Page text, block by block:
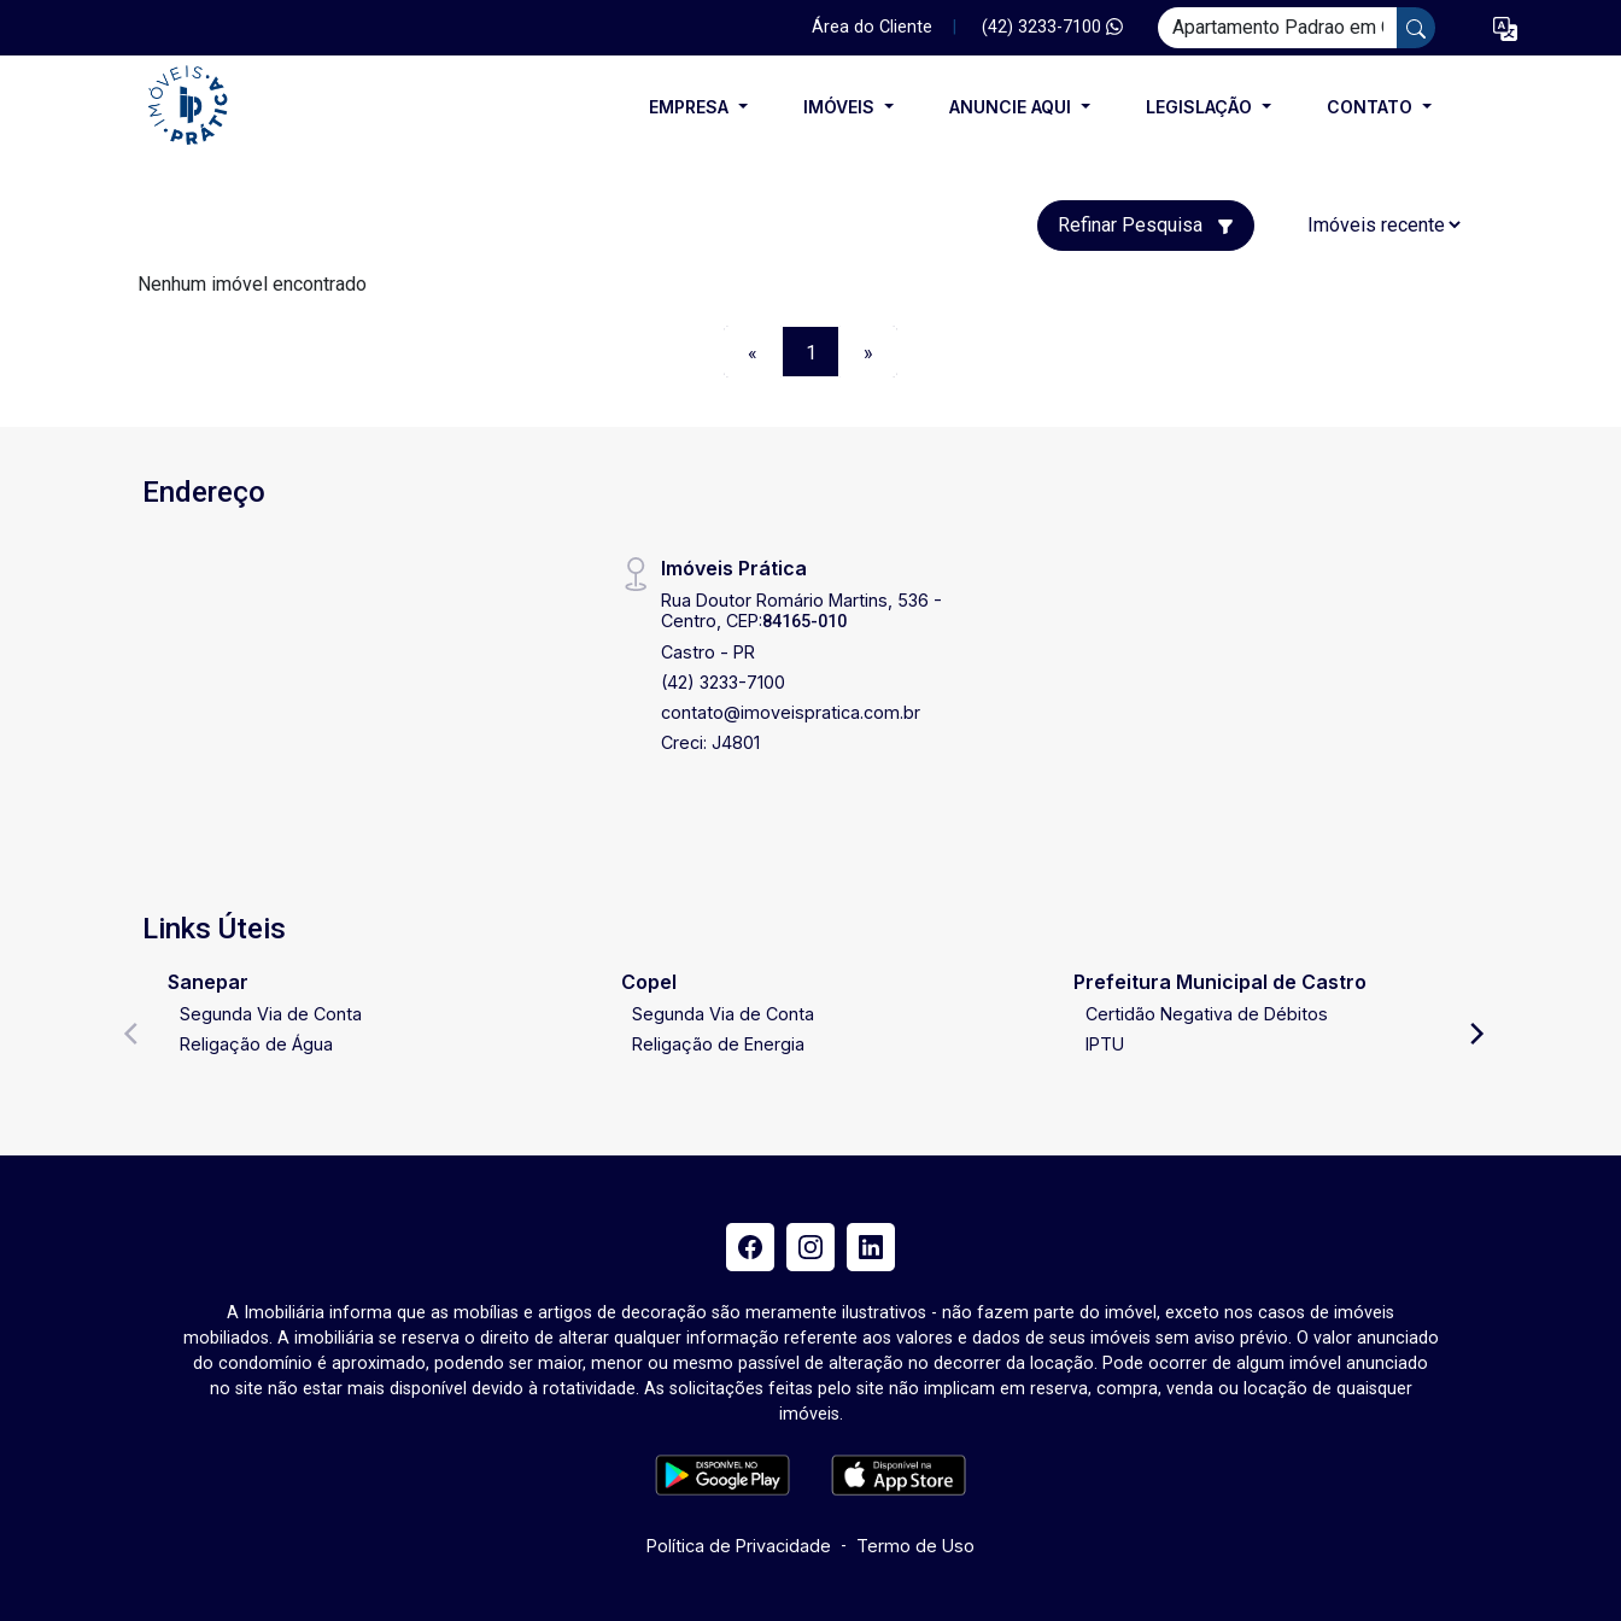
Área do Cliente (42) 3233-7100
EMPRESA IMÓVEIS ANUNCIE AQUI LEGISLAÇÃO CONTATO
Refinar Pesquisa
Nenhum imóvel encontrado
« 1 »
Endereço
Imóveis Prática
Rua Doutor Romário Martins, 536 -
Centro, CEP:84165-010
Castro - PR
(42) 3233-7100
contato@imoveispratica.com.br
Creci: J4801
Links Úteis
Sanepar
Segunda Via de Conta
Religação de Água
Copel
Segunda Via de Conta
Religação de Energia
Prefeitura Municipal de Castro
Certidão Negativa de Débitos
IPTU
A Imobiliária informa que as mobílias e artigos de decoração são meramente ilustrativos - não fazem parte do imóvel, exceto nos casos de imóveis
mobiliados. A imobiliária se reserva o direito de alterar qualquer informação referente aos valores e dados de seus imóveis sem aviso prévio. O valor anunciado
do condomínio é aproximado, podendo ser maior, menor ou mesmo passível de alteração no decorrer da locação. Pode ocorrer de algum imóvel anunciado
no site não estar mais disponível devido à rotatividade. As solicitações feitas pelo site não implicam em reserva, compra, venda ou locação de quaisquer
imóveis.
Política de Privacidade - Termo de Uso